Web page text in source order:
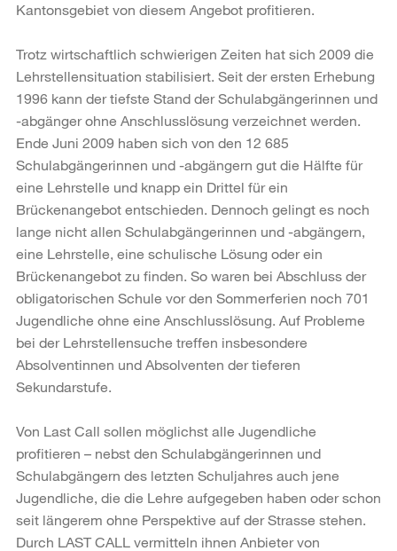
Kantonsgebiet von diesem Angebot profitieren.
Trotz wirtschaftlich schwierigen Zeiten hat sich 2009 die
Lehrstellensituation stabilisiert. Seit der ersten Erhebung
1996 kann der tiefste Stand der Schulabgängerinnen und
-abgänger ohne Anschlusslösung verzeichnet werden.
Ende Juni 2009 haben sich von den 12 685
Schulabgängerinnen und -abgängern gut die Hälfte für
eine Lehrstelle und knapp ein Drittel für ein
Brückenangebot entschieden. Dennoch gelingt es noch
lange nicht allen Schulabgängerinnen und -abgängern,
eine Lehrstelle, eine schulische Lösung oder ein
Brückenangebot zu finden. So waren bei Abschluss der
obligatorischen Schule vor den Sommerferien noch 701
Jugendliche ohne eine Anschlusslösung. Auf Probleme
bei der Lehrstellensuche treffen insbesondere
Absolventinnen und Absolventen der tieferen
Sekundarstufe.
Von Last Call sollen möglichst alle Jugendliche
profitieren – nebst den Schulabgängerinnen und
Schulabgängern des letzten Schuljahres auch jene
Jugendliche, die die Lehre aufgegeben haben oder schon
seit längerem ohne Perspektive auf der Strasse stehen.
Durch LAST CALL vermitteln ihnen Anbieter von